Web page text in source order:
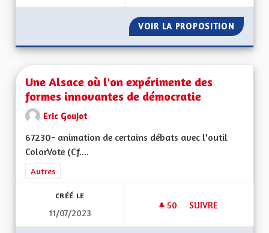
VOIR LA PROPOSITION UNE
Une Alsace où l'on expérimente des
formes innovantes de démocratie
Eric Goujot
67230- animation de certains débats avec l'outil
ColorVote (Cf....
Filtrer les résultats de la catégorie : Autres
Autres
CRÉÉ LE
11/07/2023
50 50 ABONNÉS
SUIVRE